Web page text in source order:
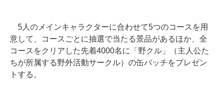
5人のメインキャラクターに合わせて5つのコースを用
意して、コースごとに抽選で当たる景品があるほか、全
コースをクリアした先着4000名に「野クル」（主人公た
ちが所属する野外活動サークル）の缶バッチをプレゼン
トする。